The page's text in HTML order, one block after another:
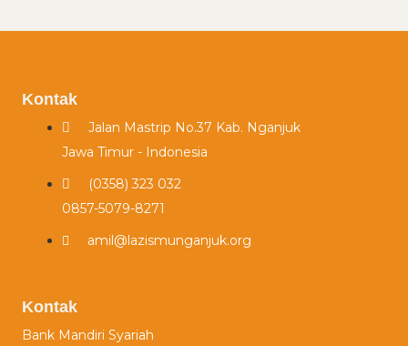
Kontak
Jalan Mastrip No.37 Kab. Nganjuk
Jawa Timur - Indonesia
(0358) 323 032​
0857-5079-8271
amil@lazismunganjuk.org
Kontak
Bank Mandiri Syariah